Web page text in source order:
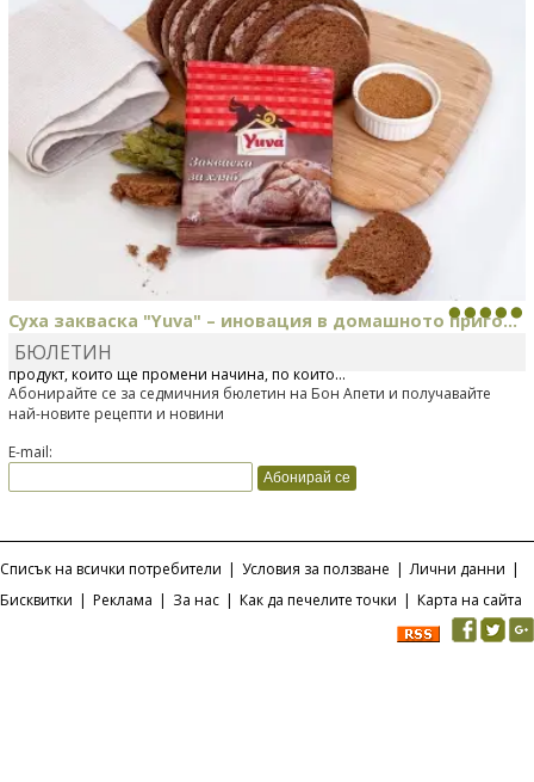
Суха закваска "Yuva" – иновация в домашното приго...
Отскоро Лесафр България стартира предлагането на изцяло нов
продукт, който ще промени начина, по който...
БЮЛЕТИН
Абонирайте се за седмичния бюлетин на Бон Апети и получавайте
най-новите рецепти и новини
E-mail:
Списък на всички потребители | Условия за ползване | Лични данни |
Бисквитки | Реклама | За нас | Как да печелите точки | Карта на сайта